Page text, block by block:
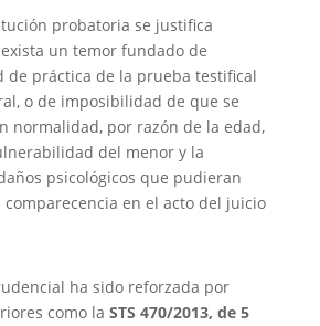
probatoria se justifica
un temor fundado de
de práctica de la prueba testifical
o de imposibilidad de que se
normalidad, por razón de la edad,
del menor y la
psicológicos que pudieran
en el acto del juicio
ha sido reforzada por
como la STS 470/2013, de 5